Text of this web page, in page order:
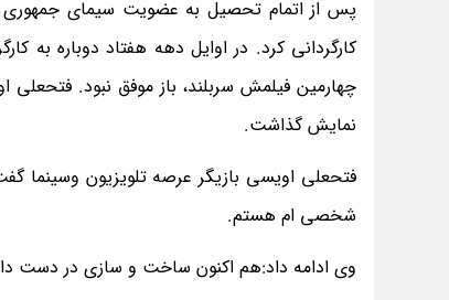
پس از اتمام تحصیل به عضویت سیمای جمهوری
کارگردانی کرد. در اوایل دهه هفتاد دوباره به
چهارمین فیلمش سربلند، باز موفق نبود.
نمایش گذاشت.
فتحعلی اویسی بازیگر عرصه تلویزیون وسینما
شخصی ام هستم.
وی ادامه داد:هم اکنون ساخت و سازی در دست